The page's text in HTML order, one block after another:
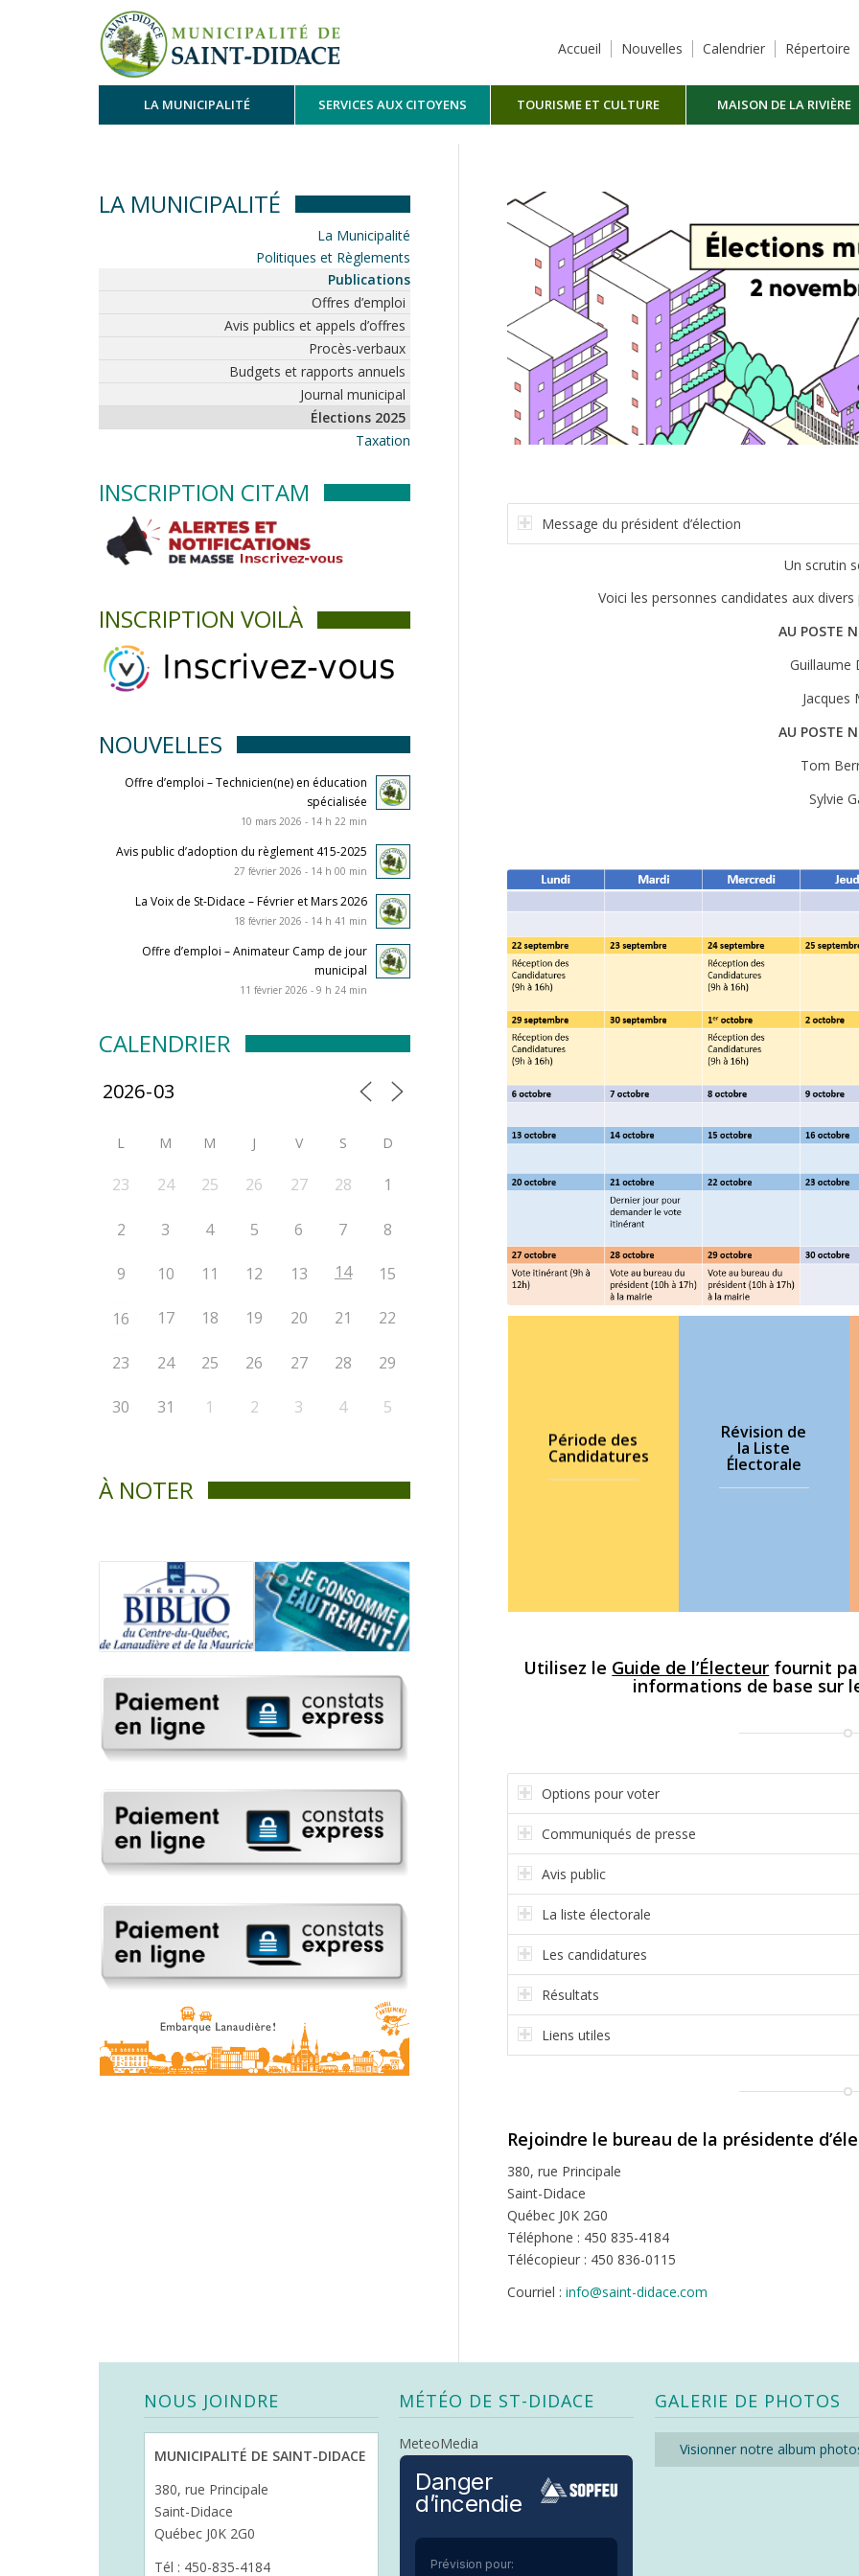
Accueil Nouvelles Calendrier Répertoire
LA MUNICIPALITÉ SERVICES AUX CITOYENS TOURISME ET CULTURE MAISON DE LA RIVIÈRE
Message du président d’élection
Un scrutin
Voici les personnes candidates aux
AU POSTE
Guillaume
Jacques
AU POSTE
Tom
Sylvie
Période des
Candidatures
Du 19
septembre au
3 octobre.
Révision de
la Liste
Électorale
RDV 380 rue
Principale le
17 et 18
Utilisez le Guide de l’Électeur fournit
informations de base sur
Options pour voter
Communiqués de presse
Avis public
La liste électorale
Les candidatures
Résultats
Liens utiles
Rejoindre le bureau de la présidente
380, rue Principale
Saint-Didace
Québec J0K 2G0
Téléphone : 450 835-4184
Télécopieur : 450 836-0115
Courriel : info@saint-didace.com
LA MUNICIPALITÉ
La Municipalité
Politiques et Règlements
Publications
Offres d’emploi
Avis publics et appels d’offres
Procès-verbaux
Budgets et rapports annuels
Journal municipal
Élections 2025
Taxation
INSCRIPTION CITAM
INSCRIPTION VOILÀ
NOUVELLES
Offre d’emploi – Technicien(ne) en éducation
spécialisée
10 mars 2026 - 14 h 22 min
Avis public d’adoption du règlement 415-2025
27 février 2026 - 14 h 00 min
La Voix de St-Didace – Février et Mars 2026
18 février 2026 - 14 h 41 min
Offre d’emploi – Animateur Camp de jour
municipal
11 février 2026 - 9 h 24 min
CALENDRIER
L M M J V S D
23 24 25 26 27 28 1
2 3 4 5 6 7 8
9 10 11 12 13 14 15
16 17 18 19 20 21 22
23 24 25 26 27 28 29
30 31 1 2 3 4 5
À NOTER
NOUS JOINDRE
MUNICIPALITÉ DE SAINT-DIDACE
380, rue Principale
Saint-Didace
Québec J0K 2G0
Tél : 450-835-4184
MÉTÉO DE ST-DIDACE
MeteoMedia
Danger
d’incendie
Prévision pour:
GALERIE DE PHOTOS
Visionner notre album